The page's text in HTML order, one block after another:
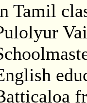
Tamil